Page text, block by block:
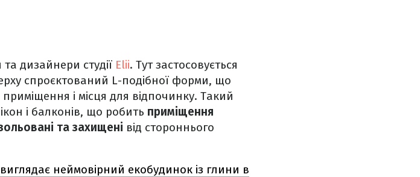
дизайнери студії Elii. Тут застосовується
спроєктований L-подібної форми, що
і місця для відпочинку. Такий
і балконів, що робить приміщення
та захищені від стороннього
неймовірний екобудинок із глини в